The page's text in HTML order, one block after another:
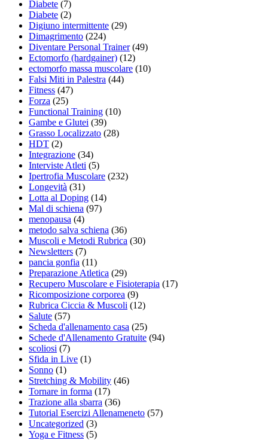
Diabete (7)
Diabete (2)
Digiuno intermittente (29)
Dimagrimento (224)
Diventare Personal Trainer(49)
Ectomorfo (hardgainer) (12)
ectomorfo massa muscolare (10)
Falsi Miti in Palestra (44)
Fitness (47)
Forza (25)
Functional Training (10)
Gambe e Glutei (39)
Grasso Localizzato (28)
HDT (2)
Integrazione (34)
Interviste Atleti (5)
Ipertrofia Muscolare (232)
Longevità (31)
Lotta al Doping (14)
Mal di schiena (97)
menopausa (4)
metodo salva schiena (36)
Muscoli e Metodi Rubrica (30)
Newsletters (7)
pancia gonfia (11)
Preparazione Atletica (29)
Recupero Muscolare e Fisioterapia (17)
Ricomposizione corporea (9)
Rubrica Ciccia & Muscoli (12)
Salute (57)
Scheda d'allenamento casa (25)
Schede d'Allenamento Gratuite (94)
scoliosi (7)
Sfida in Live (1)
Sonno (1)
Stretching & Mobility (46)
Tornare in forma (17)
Trazione alla sbarra (36)
Tutorial Esercizi Allenameneto (57)
Uncategorized (3)
Yoga e Fitness (5)